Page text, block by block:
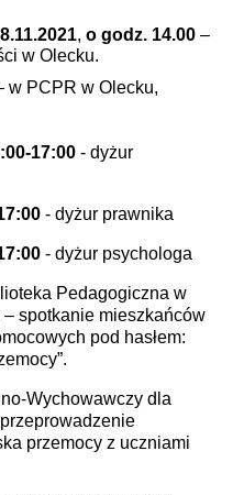
, o godz. 14.00 –
w Olecku.
w PCPR w Olecku,
17:00 - dyżur
- dyżur prawnika
- dyżur psychologa
Pedagogiczna w
spotkanie mieszkańców
pod hasłem:
Wychowawczy dla
przemocy z uczniami